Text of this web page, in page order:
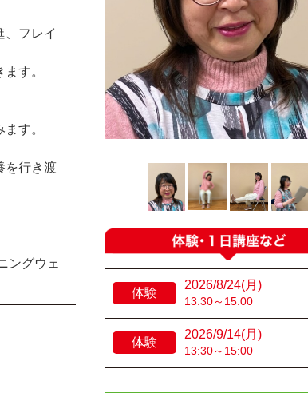
、フレイ
す。
す。
を行き渡
ングウェ
体験
2026/8/24(月)
13:30～15:00
体験
2026/9/14(月)
13:30～15:00